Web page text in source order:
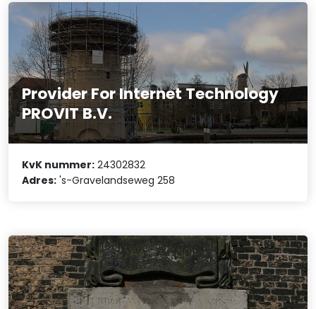
Provider For Internet Technology
PROVIT B.V.
KvK nummer: 24302832
Adres: 's-Gravelandseweg 258